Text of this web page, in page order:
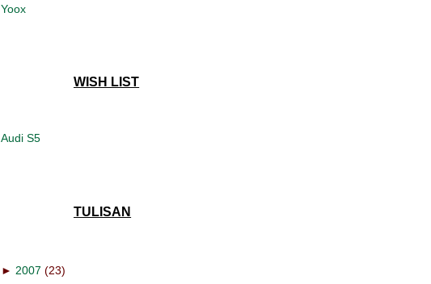
Yoox
WISH LIST
Audi S5
TULISAN
► 2007 (23)